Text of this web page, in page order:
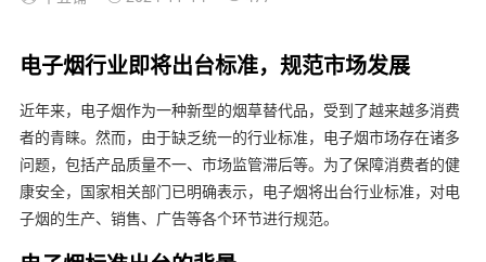
电子烟行业即将出台标准，规范市场发展
近年来，电子烟作为一种新型的烟草替代品，受到了越来越多消费
者的青睐。然而，由于缺乏统一的行业标准，电子烟市场存在诸多
问题，包括产品质量不一、市场监管滞后等。为了保障消费者的健
康安全，国家相关部门已明确表示，电子烟将出台行业标准，对电
子烟的生产、销售、广告等各个环节进行规范。